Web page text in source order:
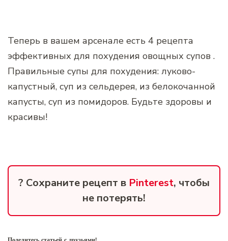
Теперь в вашем арсенале есть 4 рецепта
эффективных для похудения овощных супов .
Правильные супы для похудения: луково-
капустный, суп из сельдерея, из белокочанной
капусты, суп из помидоров. Будьте здоровы и
красивы!
? Сохраните рецепт в Pinterest, чтобы
не потерять!